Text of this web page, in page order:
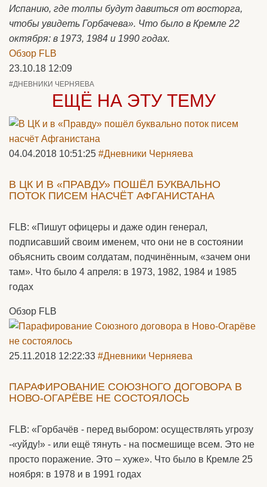
Испанию, где толпы будут давиться от восторга,
чтобы увидеть Горбачева». Что было в Кремле 22
октября: в 1973, 1984 и 1990 годах.
Обзор FLB
23.10.18 12:09
#ДНЕВНИКИ ЧЕРНЯЕВА
ЕЩЁ НА ЭТУ ТЕМУ
04.04.2018 10:51:25 #Дневники Черняева
В ЦК И В «ПРАВДУ» ПОШЁЛ БУКВАЛЬНО
ПОТОК ПИСЕМ НАСЧЁТ АФГАНИСТАНА
FLB: «Пишут офицеры и даже один генерал,
подписавший своим именем, что они не в состоянии
объяснить своим солдатам, подчинённым, «зачем они
там». Что было 4 апреля: в 1973, 1982, 1984 и 1985
годах
Обзор FLB
25.11.2018 12:22:33 #Дневники Черняева
ПАРАФИРОВАНИЕ СОЮЗНОГО ДОГОВОРА В
НОВО-ОГАРЁВЕ НЕ СОСТОЯЛОСЬ
FLB: «Горбачёв - перед выбором: осуществлять угрозу
-«уйду!» - или ещё тянуть - на посмешище всем. Это не
просто поражение. Это – хуже». Что было в Кремле 25
ноября: в 1978 и в 1991 годах